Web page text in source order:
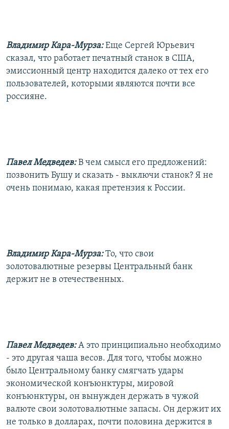
Владимир Кара-Мурза:Еще Сергей Юрьевич
сказал, что работает печатный станок в США,
эмиссионный центр находится далеко от тех его
пользователей, которыми являются почти все
россияне.
Павел Медведев:В чем смысл его предложений:
позвонить Бушу и сказать - выключи станок? Я не
очень понимаю, какая претензия к России.
Владимир Кара-Мурза:То, что свои
золотовалютные резервы Центральный банк
держит не в отечественных.
Павел Медведев:А это принципиально необходимо
- это другая чаша весов. Для того, чтобы можно
было Центральному банку смягчать удары
экономической конъюнктуры, мировой
конъюнктуры, он вынужден держать в чужой
валюте свои золотовалютные запасы. Он держит их
не только в долларах, почти половина держится в